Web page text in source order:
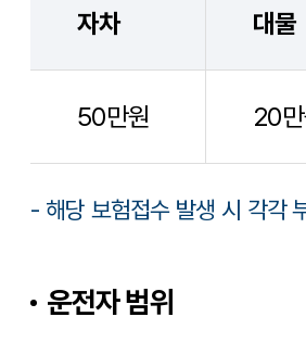
자차 대물
50만원 20
- 해당 보험접수 발생 시 각각
운전자 범위